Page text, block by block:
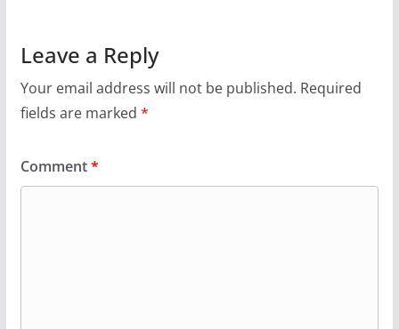
Leave a Reply
Your email address will not be published. Required
fields are marked *
Comment*